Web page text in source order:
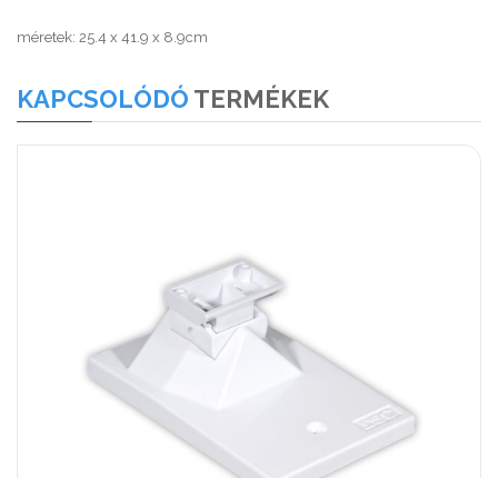
méretek: 25.4 x 41.9 x 8.9cm
KAPCSOLÓDÓ TERMÉKEK